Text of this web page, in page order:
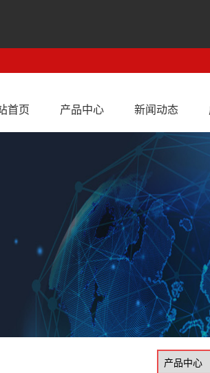
首页 产品中心 新闻动态